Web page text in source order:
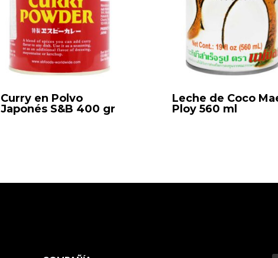
Curry en Polvo
Japonés S&B 400 gr
Leche de Coco
Ploy 560 ml